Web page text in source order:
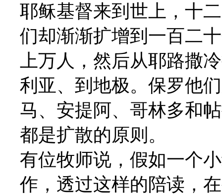
耶稣基督来到世上，十
们却渐渐扩增到一百二
上万人，然后从耶路撒
利亚、到地极。保罗他
马、安提阿、哥林多和
都是扩散的原则。
有位牧师说，假如一个
作，透过这样的陪读，